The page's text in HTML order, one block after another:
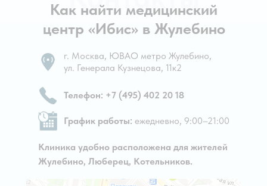
Как найти медицинский
центр «Ибис» в Жулебино
Телефон: +7 (495) 402 20 18
г. Москва, ЮВАО метро Жулебино,
ул. Генерала Кузнецова, 11к2
График работы: ежедневно, 9:00–21:00
Клиника удобно расположена для жителей
Жулебино, Люберец, Котельников.